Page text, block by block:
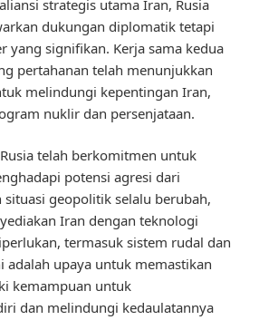
strategis utama Iran, Rusia
dukungan diplomatik tetapi
yang signifikan. Kerja sama kedua
pertahanan telah menunjukkan
melindungi kepentingan Iran,
nuklir dan persenjataan.
telah berkomitmen untuk
potensi agresi dari
geopolitik selalu berubah,
Iran dengan teknologi
termasuk sistem rudal dan
adalah upaya untuk memastikan
kemampuan untuk
dan melindungi kedaulatannya